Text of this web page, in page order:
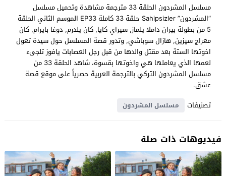
مسلسل المشردون الحلقة 33 مترجمة مشاهدة وتحميل مسلسل
“المشردون” Sahipsizler حلقة 33 كاملة EP33 الموسم الثاني الحلقة
5 من بطولة بيران داملا يلماز, سيراي كايا, كان يلدرم, دوغا بايرام, كان
معراج سيزين, هازال سوباشي, وتدور قصة المسلسل حول سيدة تعول
اخوتها الستة بعد مقتل والدها من قبل رجل العصابات يافوز تلجىء
لعمها الذي يعاملها هي واخوتها بقسوة، شاهد الحلقة 33 من
مسلسل المشردون التركي بالترجمة العربية حصرياً على موقع قصة
عشق.
تصنيفات
مسلسل المشردون
فيديوهات ذات صلة